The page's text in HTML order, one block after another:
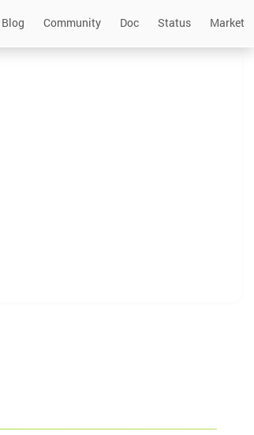
Blog Community Doc Status Market